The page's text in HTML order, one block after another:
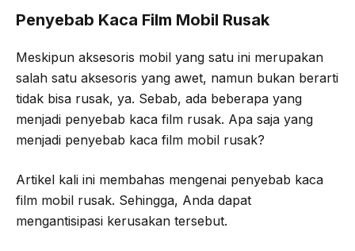
Penyebab Kaca Film Mobil Rusak
Meskipun aksesoris mobil yang satu ini merupakan
salah satu aksesoris yang awet, namun bukan berarti
tidak bisa rusak, ya. Sebab, ada beberapa yang
menjadi penyebab kaca film rusak. Apa saja yang
menjadi penyebab kaca film mobil rusak?
Artikel kali ini membahas mengenai penyebab kaca
film mobil rusak. Sehingga, Anda dapat
mengantisipasi kerusakan tersebut.